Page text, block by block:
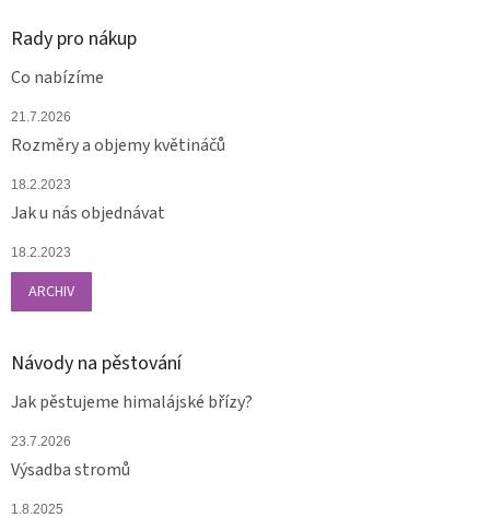
Rady pro nákup
Co nabízíme
21.7.2026
Rozměry a objemy květináčů
18.2.2023
Jak u nás objednávat
18.2.2023
ARCHIV
Návody na pěstování
Jak pěstujeme himalájské břízy?
23.7.2026
Výsadba stromů
1.8.2025